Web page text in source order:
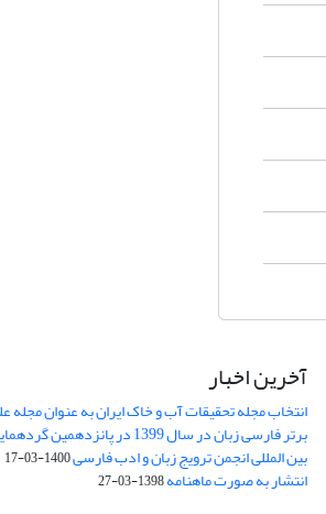
آخرین اخبار
انتخاب مجله تحقیقات آب و خاک ایران به عنوان مجله
برتر فارسی زبان در سال 1399 در پانزدهمین
بین المللی انجمن ترویج زبان و ادب فارسی1400-03-17
انتشار به صورت ماهنامه1398-03-27